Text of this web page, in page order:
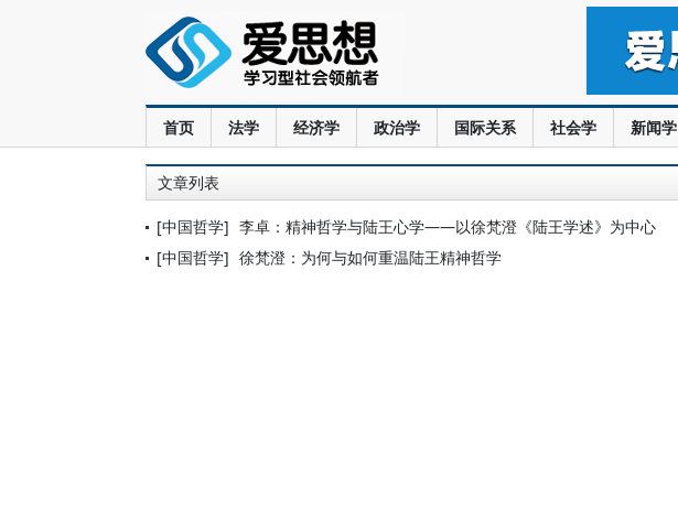
首页 法学 经济学 政治学 国际关系 社会学 新闻学
文章列表
[中国哲学] 李卓：精神哲学与陆王心学——以徐梵澄《陆王学述》为中心
[中国哲学] 徐梵澄：为何与如何重温陆王精神哲学